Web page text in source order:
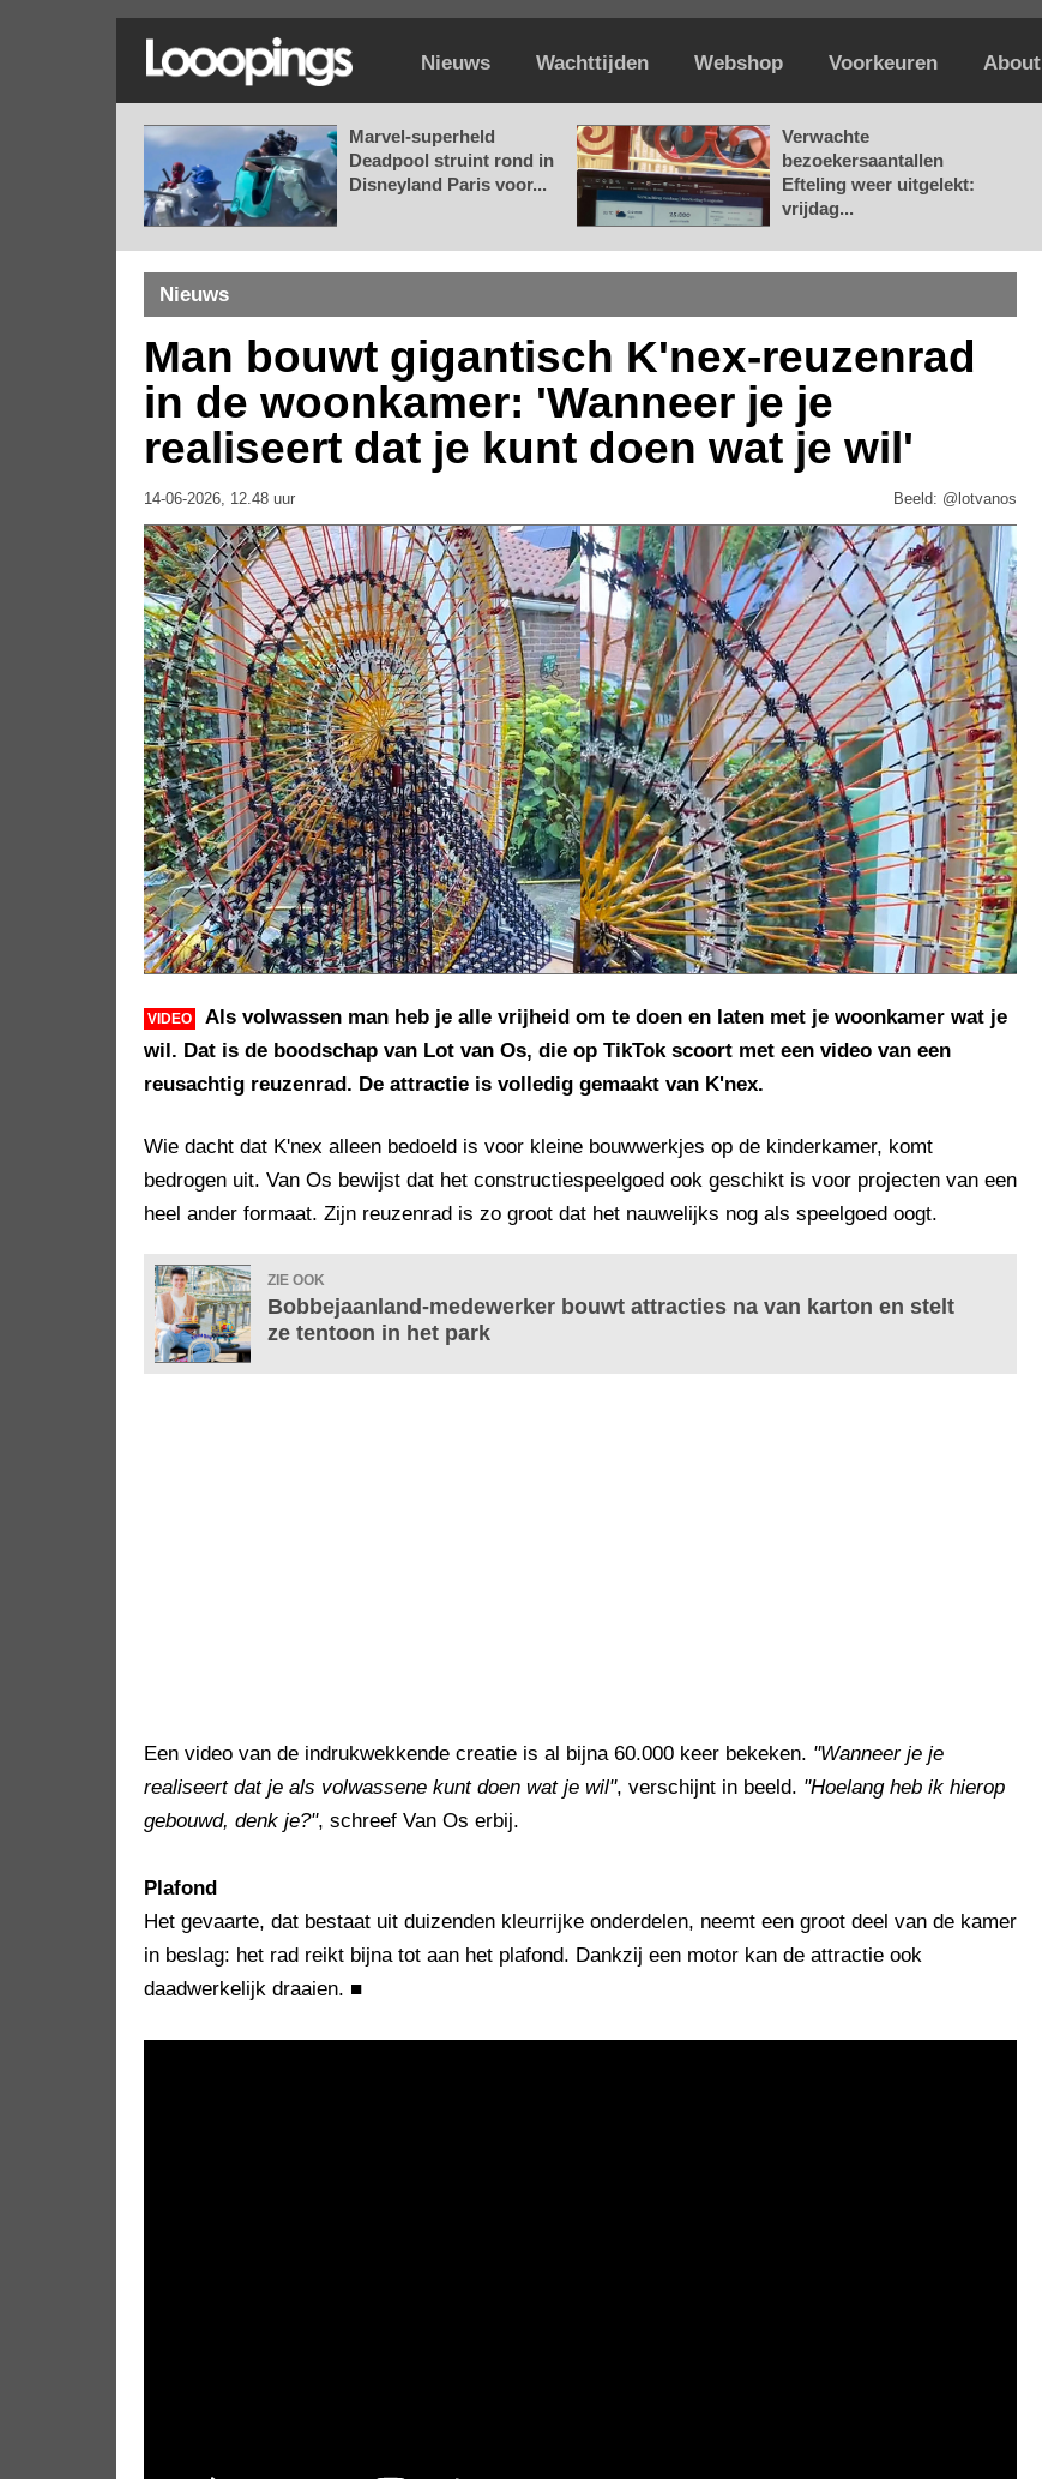
Nieuws Wachttijden Webshop Voorkeuren About
Marvel-superheld
Deadpool struint rond in
Disneyland Paris voor...
Verwachte
bezoekersaantallen
Efteling weer uitgelekt:
vrijdag...
Nieuws
Man bouwt gigantisch K'nex-reuzenrad
in de woonkamer: 'Wanneer je je
realiseert dat je kunt doen wat je wil'
14-06-2026, 12.48 uur Beeld: @lotvanos
VIDEO
Als volwassen man heb je alle vrijheid om te doen en laten met je woonkamer wat je
wil. Dat is de boodschap van Lot van Os, die op TikTok scoort met een video van een
reusachtig reuzenrad. De attractie is volledig gemaakt van K'nex.
Wie dacht dat K'nex alleen bedoeld is voor kleine bouwwerkjes op de kinderkamer, komt
bedrogen uit. Van Os bewijst dat het constructiespeelgoed ook geschikt is voor projecten van een
heel ander formaat. Zijn reuzenrad is zo groot dat het nauwelijks nog als speelgoed oogt.
ZIE OOK
Bobbejaanland-medewerker bouwt attracties na van karton en stelt
ze tentoon in het park
Een video van de indrukwekkende creatie is al bijna 60.000 keer bekeken. "Wanneer je je
realiseert dat je als volwassene kunt doen wat je wil", verschijnt in beeld. "Hoelang heb ik hierop
gebouwd, denk je?", schreef Van Os erbij.
Plafond
Het gevaarte, dat bestaat uit duizenden kleurrijke onderdelen, neemt een groot deel van de kamer
in beslag: het rad reikt bijna tot aan het plafond. Dankzij een motor kan de attractie ook
daadwerkelijk draaien. ■